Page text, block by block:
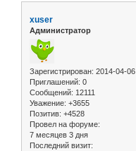
xuser
Администратор
Зарегистрирован: 2014-04-06
Приглашений: 0
Сообщений: 12111
Уважение: +3655
Позитив: +4528
Провел на форуме:
7 месяцев 3 дня
Последний визит: